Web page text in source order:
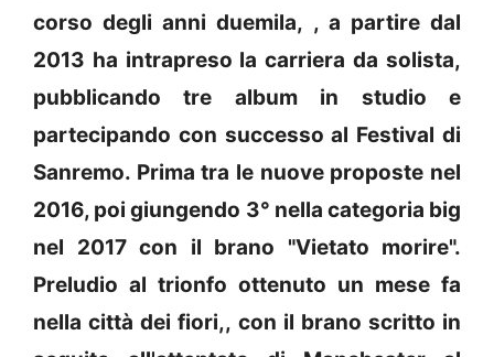
corso degli anni duemila, , a partire dal
2013 ha intrapreso la carriera da solista,
pubblicando tre album in studio e
partecipando con successo al Festival di
Sanremo. Prima tra le nuove proposte nel
2016, poi giungendo 3° nella categoria big
nel 2017 con il brano "Vietato morire".
Preludio al trionfo ottenuto un mese fa
nella città dei fiori,, con il brano scritto in